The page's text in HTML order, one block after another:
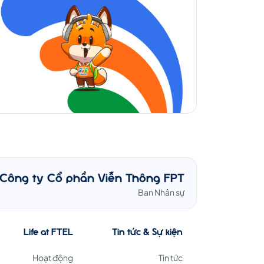
Công ty Cổ phần Viễn Thông FPT
Ban Nhân sự
Life at FTEL
Hoạt động
Tin tức & Sự kiện
Tin tức